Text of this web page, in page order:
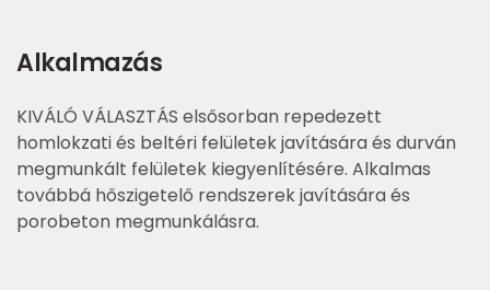
Alkalmazás
KIVÁLÓ VÁLASZTÁS elsősorban repedezett
homlokzati és beltéri felületek javítására és durván
megmunkált felületek kiegyenlítésére. Alkalmas
továbbá hőszigetelő rendszerek javítására és
porobeton megmunkálásra.